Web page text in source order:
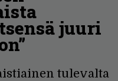
juuri
tulevalta